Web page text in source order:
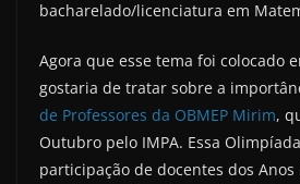
bacharelado/licenciatura em
Agora que esse tema foi colocado
gostaria de tratar sobre a
de Professores da OBMEP Mirim,
Outubro pelo IMPA. Essa
participação de docentes dos